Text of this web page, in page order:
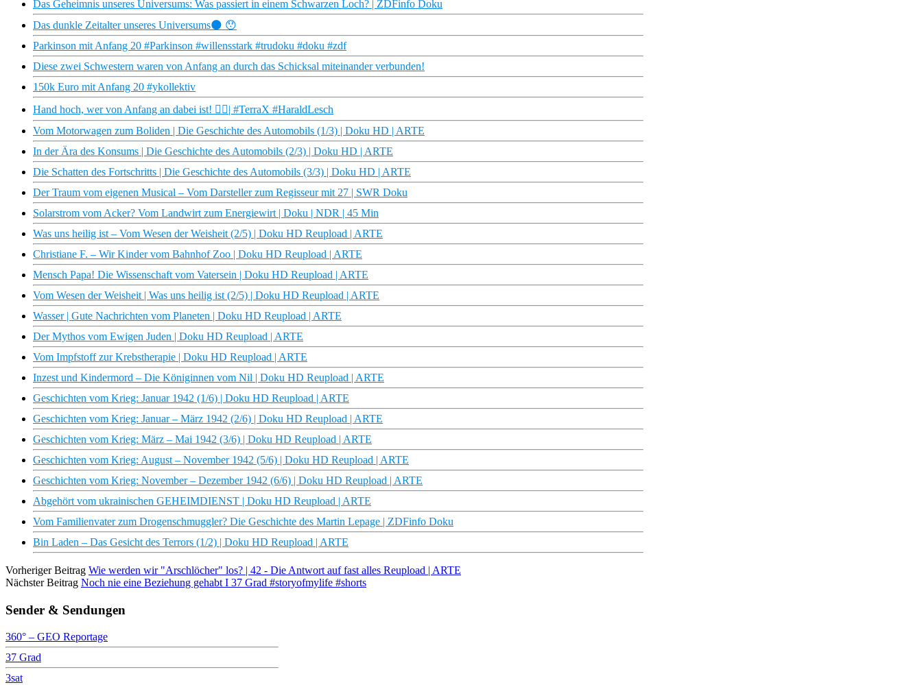
Das Geheimnis unseres Universums: Was passiert in einem Schwarzen Loch? | ZDFinfo Doku
Das dunkle Zeitalter unseres Universums🌑 😯
Parkinson mit Anfang 20 #Parkinson #willensstark #trudoku #doku #zdf
Diese zwei Schwestern waren von Anfang an durch das Schicksal miteinander verbunden!
150k Euro mit Anfang 20 #ykollektiv
Hand hoch, wer von Anfang an dabei ist! ✋🏼| #TerraX #HaraldLesch
Vom Motorwagen zum Boliden | Die Geschichte des Automobils (1/3) | Doku HD | ARTE
In der Ära des Konsums | Die Geschichte des Automobils (2/3) | Doku HD | ARTE
Die Schatten des Fortschritts | Die Geschichte des Automobils (3/3) | Doku HD | ARTE
Der Traum vom eigenen Musical – Vom Darsteller zum Regisseur mit 27 | SWR Doku
Solarstrom vom Acker? Vom Landwirt zum Energiewirt | Doku | NDR | 45 Min
Was uns heilig ist – Vom Wesen der Weisheit (2/5) | Doku HD Reupload | ARTE
Christiane F. – Wir Kinder vom Bahnhof Zoo | Doku HD Reupload | ARTE
Mensch Papa! Die Wissenschaft vom Vatersein | Doku HD Reupload | ARTE
Vom Wesen der Weisheit | Was uns heilig ist (2/5) | Doku HD Reupload | ARTE
Wasser | Gute Nachrichten vom Planeten | Doku HD Reupload | ARTE
Der Mythos vom Ewigen Juden | Doku HD Reupload | ARTE
Vom Impfstoff zur Krebstherapie | Doku HD Reupload | ARTE
Inzest und Kindermord – Die Königinnen vom Nil | Doku HD Reupload | ARTE
Geschichten vom Krieg: Januar 1942 (1/6) | Doku HD Reupload | ARTE
Geschichten vom Krieg: Januar – März 1942 (2/6) | Doku HD Reupload | ARTE
Geschichten vom Krieg: März – Mai 1942 (3/6) | Doku HD Reupload | ARTE
Geschichten vom Krieg: August – November 1942 (5/6) | Doku HD Reupload | ARTE
Geschichten vom Krieg: November – Dezember 1942 (6/6) | Doku HD Reupload | ARTE
Abgehört vom ukrainischen GEHEIMDIENST | Doku HD Reupload | ARTE
Vom Familienvater zum Drogenschmuggler? Die Geschichte des Martin Lepage | ZDFinfo Doku
Bin Laden – Das Gesicht des Terrors (1/2) | Doku HD Reupload | ARTE
Vorheriger Beitrag Wie werden wir "Arschlöcher" los? | 42 - Die Antwort auf fast alles Reupload | ARTE
Nächster Beitrag Noch nie eine Beziehung gehabt I 37 Grad #storyofmylife #shorts
Sender & Sendungen
360° – GEO Reportage
37 Grad
3sat